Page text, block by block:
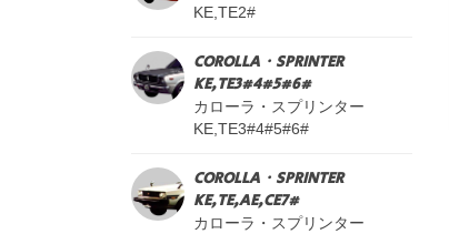
KE,TE2#
COROLLA・SPRINTER
KE,TE3#4#5#6#
カローラ・スプリンター
KE,TE3#4#5#6#
COROLLA・SPRINTER
KE,TE,AE,CE7#
カローラ・スプリンター